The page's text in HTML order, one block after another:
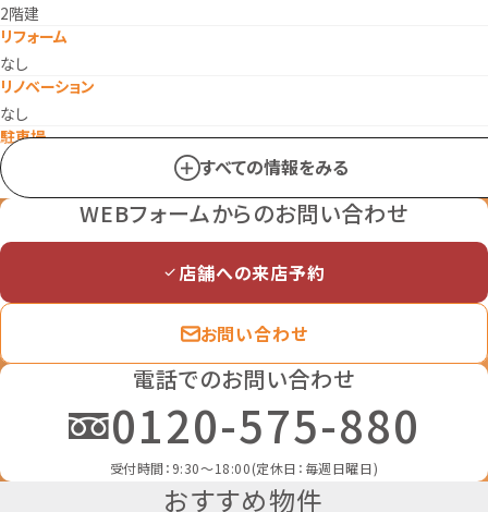
2階建
リフォーム
なし
リノベーション
なし
駐車場
空有
建物構造
木造
市街化区域
2種住居
容積率
すべての情報をみる
電話でのお問い合わせ
0120-575-880
受付時間：9:30～18:00(定休日：毎週日曜日)
WEBフォームからのお問い合わせ
お問い合わせ
店舗への来店予約
おすすめ物件